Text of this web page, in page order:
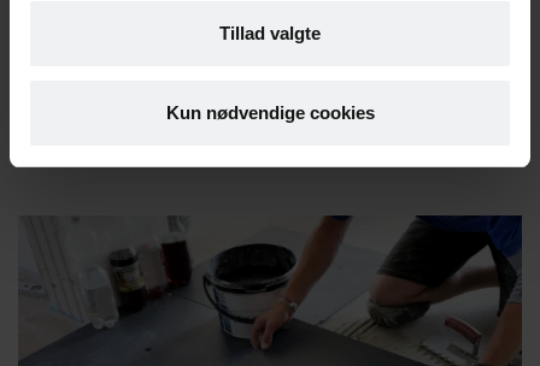
Tillad valgte
Kun nødvendige cookies
Gratis hotline til dig, der i professionel sammenhæng har brug